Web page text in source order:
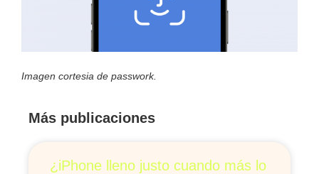
Imagen cortesia de passwork.
Más publicaciones
¿iPhone lleno justo cuando más lo